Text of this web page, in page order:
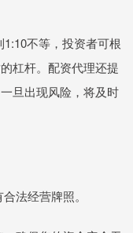
不等，投资者可根
杠杆。配资代理还提
旦出现风险，将及时
法经营牌照。